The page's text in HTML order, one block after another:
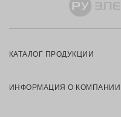
КАТАЛОГ ПРОДУКЦИИ
ИНФОРМАЦИЯ О КОМПАНИИ